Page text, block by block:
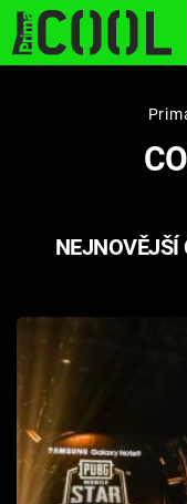
STARHOUSE
PLNEJ
Filmy
Seriály
Hry
NEJNOVĚJŠÍ